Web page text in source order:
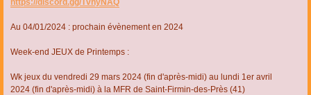
https://discord.gg/TvhyNAQ
Au 04/01/2024 : prochain évènement en 2024
Week-end JEUX de Printemps :
Wk jeux du vendredi 29 mars 2024 (fin d'après-midi) au lundi 1er avril
2024 (fin d'après-midi) à la MFR de Saint-Firmin-des-Près (41)